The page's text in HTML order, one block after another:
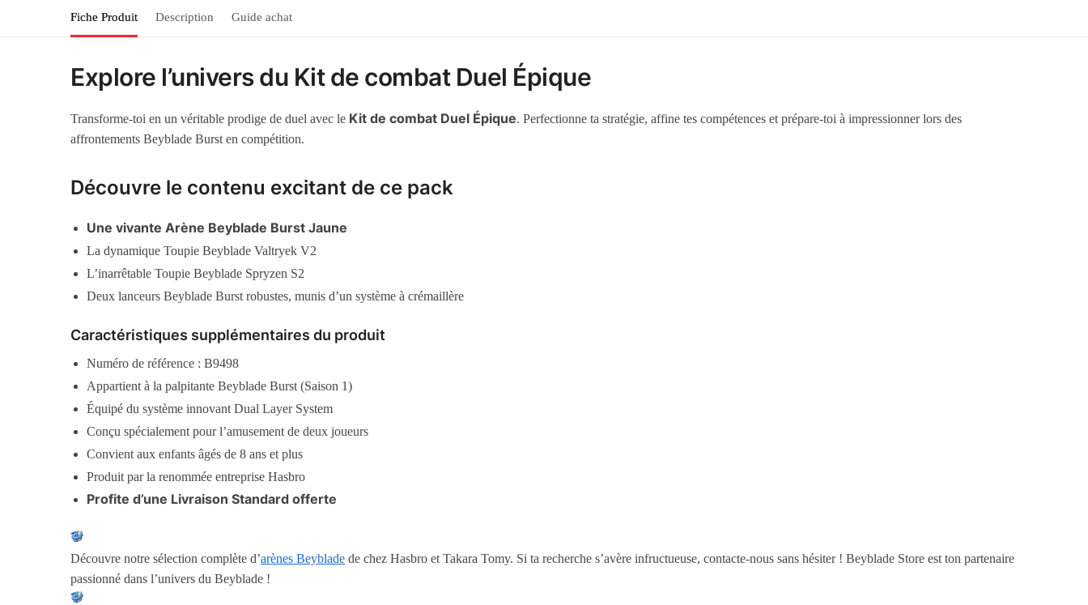
Fiche Produit Description Guide achat
Explore l’univers du Kit de combat Duel Épique
Transforme-toi en un véritable prodige de duel avec le Kit de combat Duel Épique. Perfectionne ta stratégie, affine tes compétences et prépare-toi à impressionner lors des
affrontements Beyblade Burst en compétition.
Découvre le contenu excitant de ce pack
Une vivante Arène Beyblade Burst Jaune
La dynamique Toupie Beyblade Valtryek V2
L’inarrêtable Toupie Beyblade Spryzen S2
Deux lanceurs Beyblade Burst robustes, munis d’un système à crémaillère
Caractéristiques supplémentaires du produit
Numéro de référence : B9498
Appartient à la palpitante Beyblade Burst (Saison 1)
Équipé du système innovant Dual Layer System
Conçu spécialement pour l’amusement de deux joueurs
Convient aux enfants âgés de 8 ans et plus
Produit par la renommée entreprise Hasbro
Profite d’une Livraison Standard offerte
Découvre notre sélection complète d’arènes Beyblade de chez Hasbro et Takara Tomy. Si ta recherche s’avère infructueuse, contacte-nous sans hésiter ! Beyblade Store est ton partenaire
passionné dans l’univers du Beyblade !